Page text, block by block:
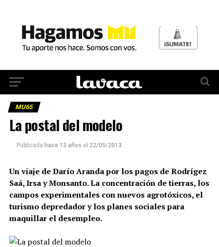
MU65
La postal del modelo
Publicada hace 13 años el 22/05/2013
Un viaje de Darío Aranda por los pagos de Rodrígez
Saá, Irsa y Monsanto. La concentración de tierras, los
campos experimentales con nuevos agrotóxicos, el
turismo depredador y los planes sociales para
maquillar el desempleo.